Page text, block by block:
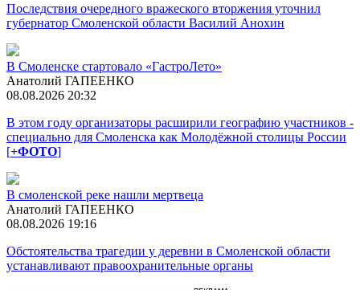
Последствия очередного вражеского вторжения уточнил
губернатор Смоленской области Василий Анохин
В Смоленске стартовало «ГастроЛето»
Анатолий ГАПЕЕНКО
08.08.2026 20:32
В этом году организаторы расширили географию участников -
специально для Смоленска как Молодёжной столицы России
[+ФОТО]
В смоленской реке нашли мертвеца
Анатолий ГАПЕЕНКО
08.08.2026 19:16
Обстоятельства трагедии у деревни в Смоленской области
устанавливают правоохранительные органы